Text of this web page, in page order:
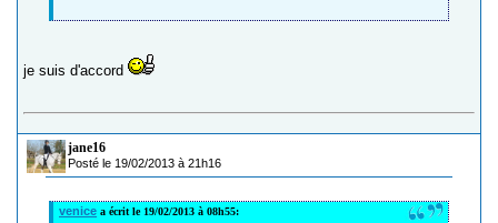
je suis d'accord
jane16
Posté le 19/02/2013 à 21h16
venice a écrit le 19/02/2013 à 08h55: